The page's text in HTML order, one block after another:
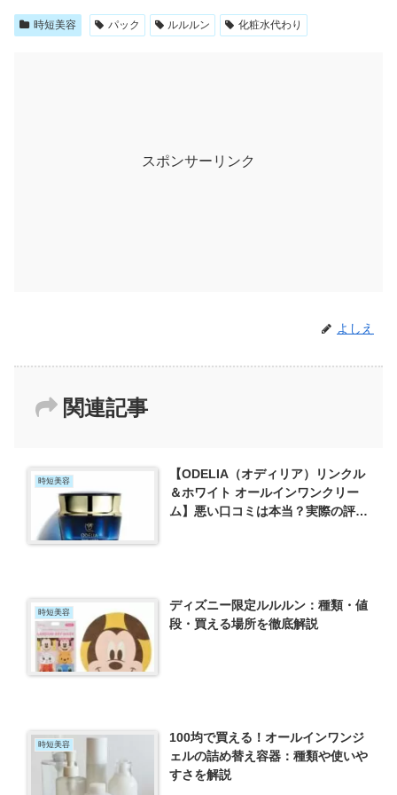
時短美容 パック ルルルン 化粧水代わり
スポンサーリンク
よしえ
関連記事
時短美容
【ODELIA（オディリア）リンクル
＆ホワイト オールインワンクリー
ム】悪い口コミは本当？実際の評判
時短美容
ディズニー限定ルルルン：種類・値
段・買える場所を徹底解説
時短美容
100均で買える！オールインワンジ
ェルの詰め替え容器：種類や使いや
すさを解説